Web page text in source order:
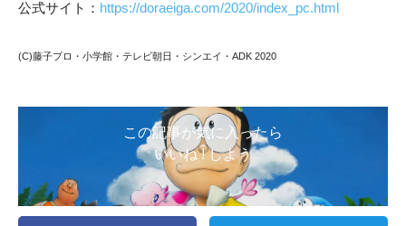
公式サイト： https://doraeiga.com/2020/index_pc.html
(C)藤子プロ・小学館・テレビ朝日・シンエイ・ADK 2020
この記事が気に入ったら
いいね ! しよう